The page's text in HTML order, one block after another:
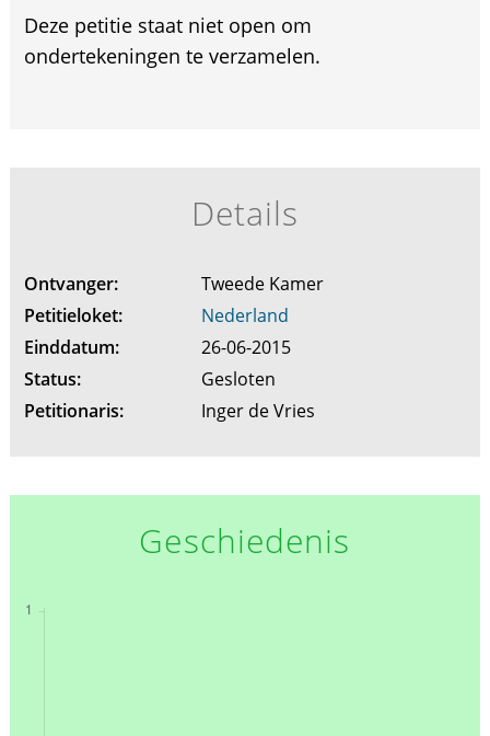
Deze petitie staat niet open om
ondertekeningen te verzamelen.
Details
Ontvanger:
Tweede Kamer
Petitieloket:
Nederland
Einddatum:
26-06-2015
Status:
Gesloten
Petitionaris:
Inger de Vries
Geschiedenis